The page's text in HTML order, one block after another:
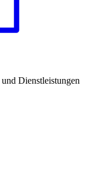
Dienstleistungen